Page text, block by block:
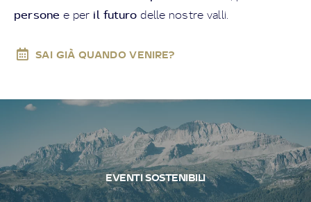
persone e per il futuro delle nostre valli.
SAI GIÀ QUANDO VENIRE?
EVENTI SOSTENIBILI